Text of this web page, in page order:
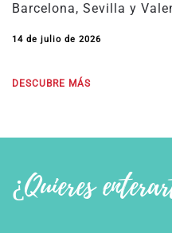
Barcelona, Sevilla y
14 de julio de 2026
DESCUBRE MÁS
¿Quieres